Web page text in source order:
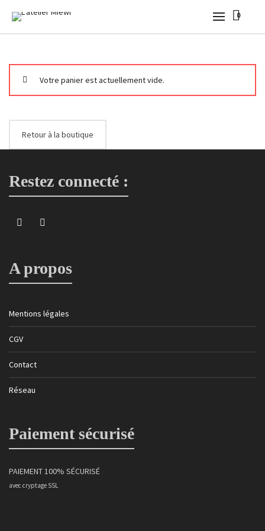
0
Votre panier est actuellement vide.
Retour à la boutique
Restez connecté :
A propos
Mentions légales
CGV
Contact
Réseau
Paiement sécurisé
PAIEMENT 100% SÉCURISÉ
avec cryptage SSL